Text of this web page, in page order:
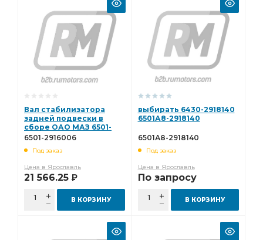
Вал стабилизатора
задней подвески в
сборе ОАО МАЗ 6501-
2916006
6501-2916006
Под заказ
Цена в Ярославль
21 566.25 Р
В КОРЗИНУ
выбирать 6430-2918140
6501А8-2918140
6501А8-2918140
Под заказ
Цена в Ярославль
По запросу
В КОРЗИНУ